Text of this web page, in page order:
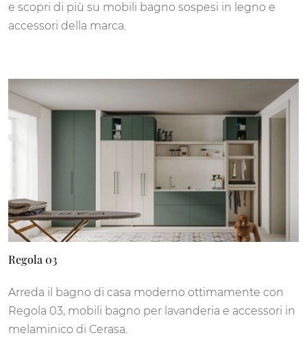
e scopri di più su mobili bagno sospesi in legno e
accessori della marca.
Regola 03
Arreda il bagno di casa moderno ottimamente con
Regola 03, mobili bagno per lavanderia e accessori in
melaminico di Cerasa.